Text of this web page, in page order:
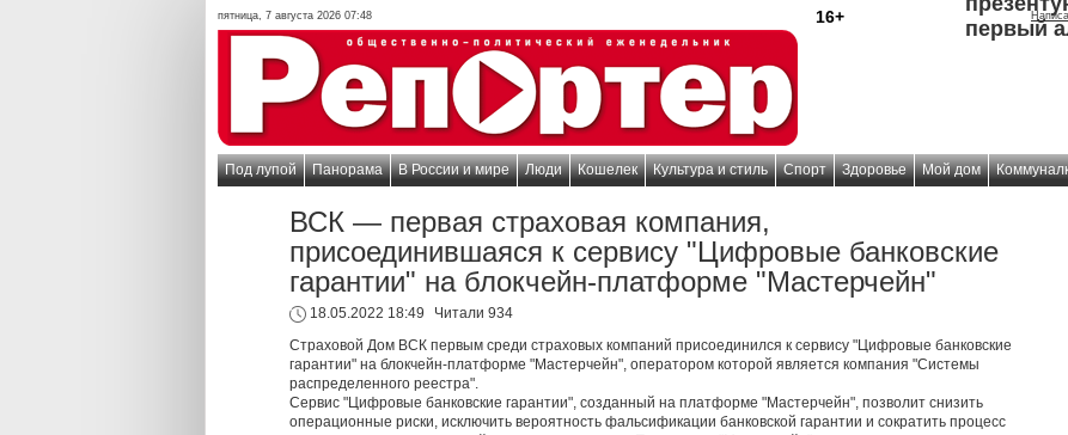
пятница, 7 августа 2026 07:48 16+
первый
Под лупой Панорама В России и мире Люди Кошелек Культура и стиль Спорт Здоровье Мой дом
ВСК — первая страховая компания,
присоединившаяся к сервису "Цифровые банковские
гарантии" на блокчейн-платформе "Мастерчейн"
18.05.2022 18:49
Читали 934
Страховой Дом ВСК первым среди страховых компаний присоединился к сервису "Цифровые банковские
гарантии" на блокчейн-платформе "Мастерчейн", оператором которой является компания "Системы
распределенного реестра".
Сервис "Цифровые банковские гарантии", созданный на платформе "Мастерчейн", позволит снизить
операционные риски, исключить вероятность фальсификации банковской гарантии и сократить процесс